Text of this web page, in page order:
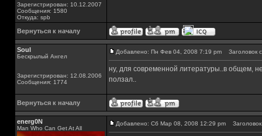
Зарегистрирован: 10.12.2007
Сообщения: 1580
Откуда: spb
Вернуться к началу
Soul
Бескрылый Ангел
Зарегистрирован: 12.08.2006
Сообщения: 1774
Добавлено: Пн Фев 04, 2008 7:19 pm Заголовок
ну, для современной литературы..в общем,
ползал..
Вернуться к началу
energ0N
Man Who Can Get At All
Добавлено: Сб Мар 08, 2008 12:29 pm